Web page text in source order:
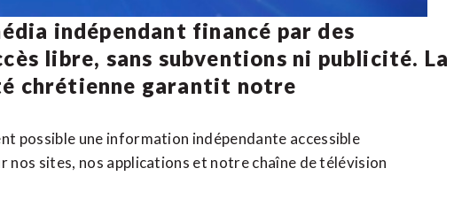
indépendant financé par des
libre, sans subventions ni publicité. La
chrétienne garantit notre
possible une information indépendante accessible
nos sites, nos applications et notrechaîne de télévision